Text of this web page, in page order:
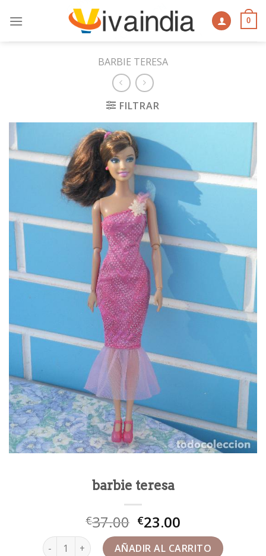
0
BARBIE TERESA
FILTRAR
barbie teresa
€37.00 €23.00
barbie teresa cantidadAÑADIR AL CARRITO